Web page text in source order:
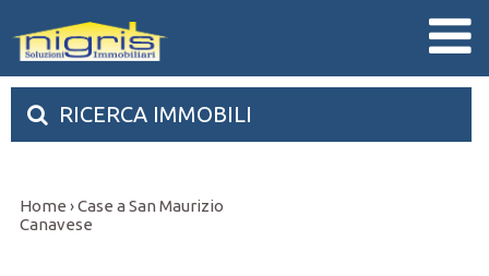
RICERCA IMMOBILI
Home ›Case a San Maurizio
Canavese